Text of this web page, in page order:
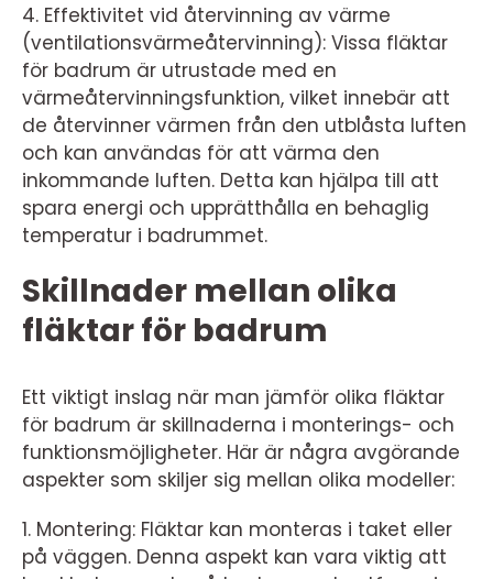
4. Effektivitet vid återvinning av värme
(ventilationsvärmeåtervinning): Vissa fläktar
för badrum är utrustade med en
värmeåtervinningsfunktion, vilket innebär att
de återvinner värmen från den utblåsta luften
och kan användas för att värma den
inkommande luften. Detta kan hjälpa till att
spara energi och upprätthålla en behaglig
temperatur i badrummet.
Skillnader mellan olika
fläktar för badrum
Ett viktigt inslag när man jämför olika fläktar
för badrum är skillnaderna i monterings- och
funktionsmöjligheter. Här är några avgörande
aspekter som skiljer sig mellan olika modeller:
1. Montering: Fläktar kan monteras i taket eller
på väggen. Denna aspekt kan vara viktig att